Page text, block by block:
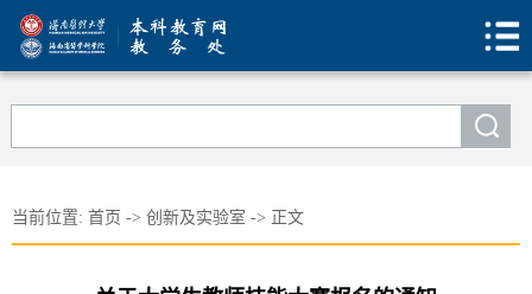
当前位置: 首页 -> 创新及实验室 -> 正文